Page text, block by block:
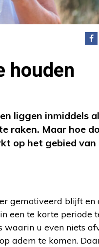
houden
liggen inmiddels
raken. Maar hoe
op het gebied van
gemotiveerd blijft en
een te korte periode
waarin u even niets
adem te komen.